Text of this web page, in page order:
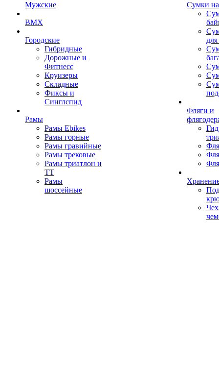
Мужские
BMX
Городские
Гибридные
Дорожные и
Фитнесс
Круизеры
Складные
Фиксы и
Синглспид
Рамы
Рамы Ebikes
Рамы горные
Рамы гравийные
Рамы трековые
Рамы триатлон и
ТТ
Рамы
шоссейные
Сумки
Фляги и